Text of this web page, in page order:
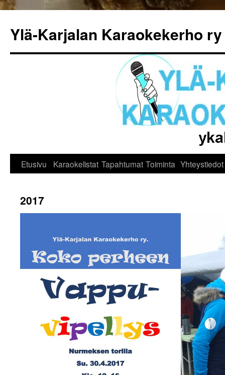
Ylä-Karjalan Karaokekerho ry
Etusivu Karaokelistat Tapahtumat Toiminta Yhteystiedot
2017